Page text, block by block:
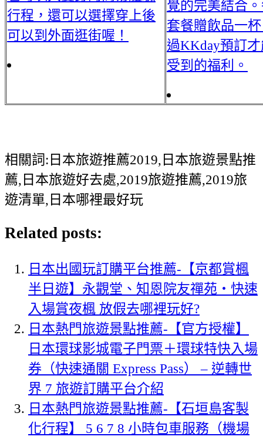
行程，還可以選擇穿上後
可以到外面逛街喔！
覺的完美結合
套餐贈飲品⼀
過KKday預訂
受到的福利。
相關詞:日本旅遊推薦2019,日本旅遊景點推
薦,日本旅遊好去處,2019旅遊推薦,2019旅
遊清單,日本哪裡最好玩
Related posts:
日本出國玩訂購平台推薦-【京都賞楓
半日遊】永觀堂、知恩院友禪苑・快速
入場賞夜楓 放假去哪裡玩好?
日本熱門旅遊景點推薦-【官方授權】
日本環球影城電子門票＋環球特快入場
券（快速通關 Express Pass） – 逆轉世
界 7 旅遊訂購平台介紹
日本熱門旅遊景點推薦-【石垣島客製
化行程】 5 6 7 8 小時包車服務（機場